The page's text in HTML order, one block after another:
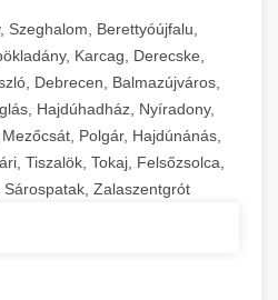
Szeghalom, Berettyóújfalu,
Karcag, Derecske,
Debrecen, Balmazújváros,
Hajdúhadház, Nyíradony,
Polgár, Hajdúnánás,
Tiszalök, Tokaj, Felsőzsolca,
Sárospatak, Zalaszentgrót